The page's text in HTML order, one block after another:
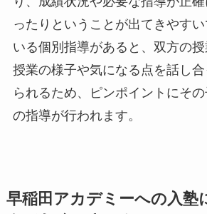
ったりということが出てきやす
いる個別指導があると、双方の
授業の様子や気になる点を話し
られるため、ピンポイントにそ
の指導が行われます。
早稲田アカデミーへの入塾